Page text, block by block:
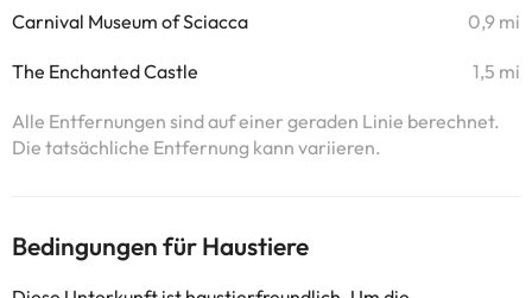
Carnival Museum of Sciacca 0,9 mi
The Enchanted Castle 1,5 mi
Alle Entfernungen sind auf einer geraden Linie berechnet.
Die tatsächliche Entfernung kann variieren.
Bedingungen für Haustiere